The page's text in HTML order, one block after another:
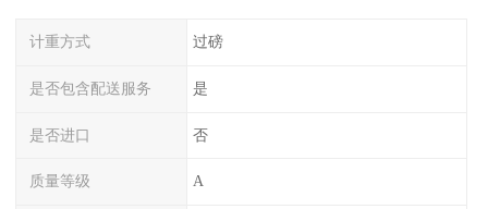
计重方式 过磅
是否包含配送服务 是
是否进口 否
质量等级 A